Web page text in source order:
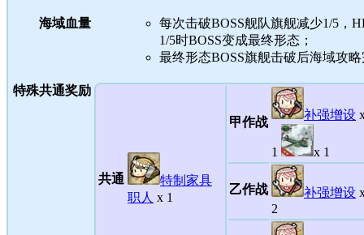
海域血量
每次击破BOSS舰队旗舰减少1/5，
1/5时BOSS变成最终形态；
最终形态BOSS旗舰击破后海域攻
特殊共通奖励
共通
特制家具
职人 x 1
甲作战
补强增设
1 x 1
乙作战 补强增设
2